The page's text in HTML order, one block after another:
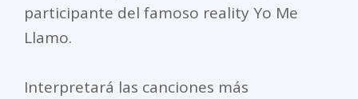
participante del famoso reality Yo Me
Llamo.
Interpretará las canciones más